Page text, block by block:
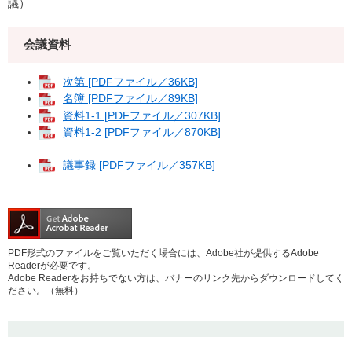
議）
会議資料
次第 [PDFファイル／36KB]
名簿 [PDFファイル／89KB]
資料1-1 [PDFファイル／307KB]
資料1-2 [PDFファイル／870KB]
議事録 [PDFファイル／357KB]
PDF形式のファイルをご覧いただく場合には、Adobe社が提供するAdobe
Readerが必要です。
Adobe Readerをお持ちでない方は、バナーのリンク先からダウンロードしてく
ださい。（無料）